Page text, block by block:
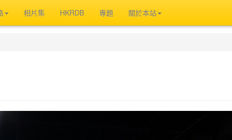
相片集 HKRDB 專題 關於本站